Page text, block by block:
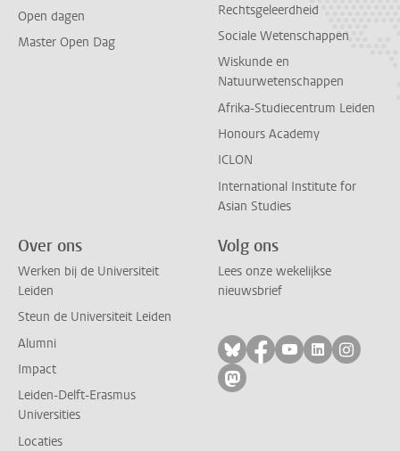
Open dagen
Master Open Dag
Rechtsgeleerdheid
Sociale Wetenschappen
Wiskunde en
Natuurwetenschappen
Afrika-Studiecentrum Leiden
Honours Academy
ICLON
International Institute for
Asian Studies
Over ons
Werken bij de Universiteit
Leiden
Steun de Universiteit Leiden
Alumni
Impact
Leiden-Delft-Erasmus
Universities
Locaties
Volg ons
Lees onze wekelijkse
nieuwsbrief
Volg ons op bluesky
Volg ons op
Volg ons op
Volg ons
Volg
Volg ons op mastodon